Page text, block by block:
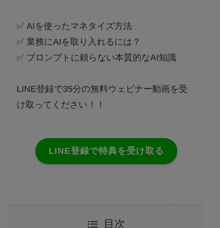
✅ AIを使ったマネタイズ方法
✅ 業務にAIを取り入れるには？
✅ プロンプトに頼らない本質的なAI知識
LINE登録で35分の無料ウェビナー動画を受
け取ってください！！
LINE登録で特典を受け取る
目次